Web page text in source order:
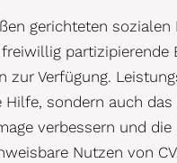
gerichteten sozialen
partizipierende
zur Verfügung.
sondern auch
verbessern und
Nutzen von